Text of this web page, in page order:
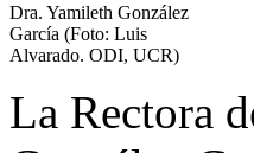
Dra. Yamileth González
García (Foto: Luis
Alvarado. ODI, UCR)
La Rectora